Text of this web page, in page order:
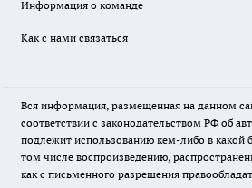
Информация о команде
Как с нами связаться
Вся информация, размещенная на данном
соответствии с законодательством РФ об
подлежит использованию кем-либо в
том числе воспроизведению,
как с письменного разрешения